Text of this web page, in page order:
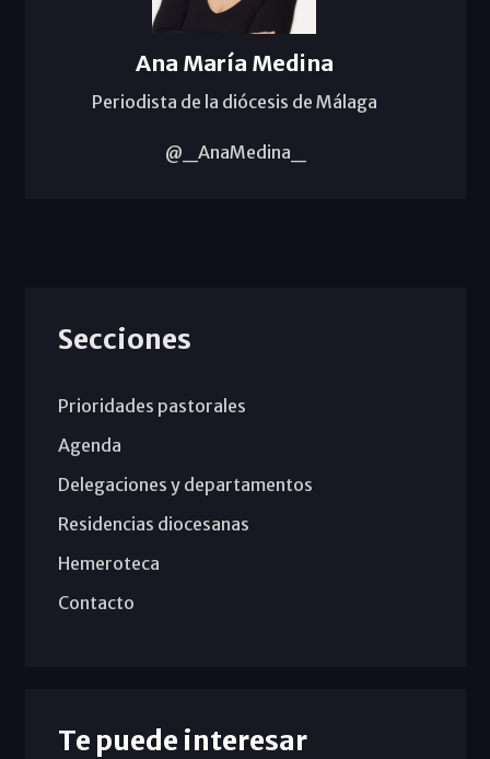
Ana María Medina
Periodista de la diócesis de Málaga
@_AnaMedina_
Secciones
Prioridades pastorales
Agenda
Delegaciones y departamentos
Residencias diocesanas
Hemeroteca
Contacto
Te puede interesar